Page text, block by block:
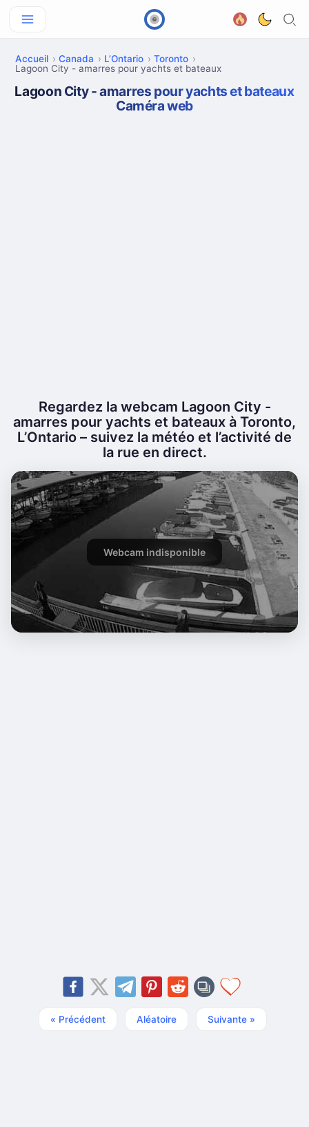
Accueil Canada L’Ontario
Toronto
Lagoon City - amarres pour yachts et bateaux
Lagoon City - amarres pour yachts et bateaux
Caméra web
Regardez la webcam Lagoon City -
amarres pour yachts et bateaux à Toronto,
L’Ontario – suivez la météo et l’activité de
la rue en direct.
Webcam indisponible
« Précédent Aléatoire Suivante »